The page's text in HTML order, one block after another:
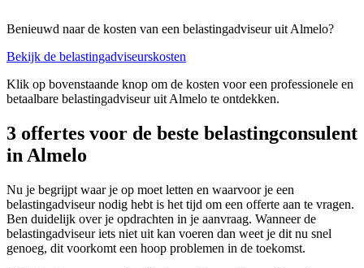
Benieuwd naar de kosten van een belastingadviseur uit Almelo?
Bekijk de belastingadviseurskosten
Klik op bovenstaande knop om de kosten voor een professionele en
betaalbare belastingadviseur uit Almelo te ontdekken.
3 offertes voor de beste belastingconsulent
in Almelo
Nu je begrijpt waar je op moet letten en waarvoor je een
belastingadviseur nodig hebt is het tijd om een offerte aan te vragen.
Ben duidelijk over je opdrachten in je aanvraag. Wanneer de
belastingadviseur iets niet uit kan voeren dan weet je dit nu snel
genoeg, dit voorkomt een hoop problemen in de toekomst.